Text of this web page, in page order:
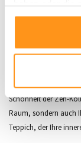
gesammelt
Da der
holprig sein. Dies
Entdecken Sie
Schönheit der Zen-
Raum, sondern auch
Teppich, der Ihre